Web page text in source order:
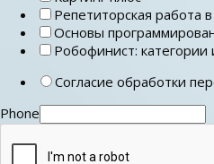
Репетиторская работа
Основы
Робофинист: категории
Согласие обработки
Phone